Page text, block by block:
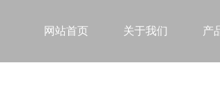
网站首页 关于我们 产